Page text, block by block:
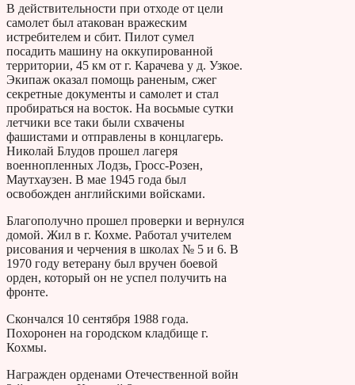
В действительности при отходе от цели
самолет был атакован вражеским
истребителем и сбит. Пилот сумел
посадить машину на оккупированной
территории, 45 км от г. Карачева у д. Узкое.
Экипаж оказал помощь раненым, сжег
секретные документы и самолет и стал
пробираться на восток. На восьмые сутки
летчики все таки были схвачены
фашистами и отправлены в концлагерь.
Николай Блудов прошел лагеря
военнопленных Лодзь, Гросс-Розен,
Маутхаузен. В мае 1945 года был
освобожден английскими войсками.
Благополучно прошел проверки и вернулся
домой. Жил в г. Кохме. Работал учителем
рисования и черчения в школах № 5 и 6. В
1970 году ветерану был вручен боевой
орден, который он не успел получить на
фронте.
Скончался 10 сентября 1988 года.
Похоронен на городском кладбище г.
Кохмы.
Награжден орденами Отечественной войн